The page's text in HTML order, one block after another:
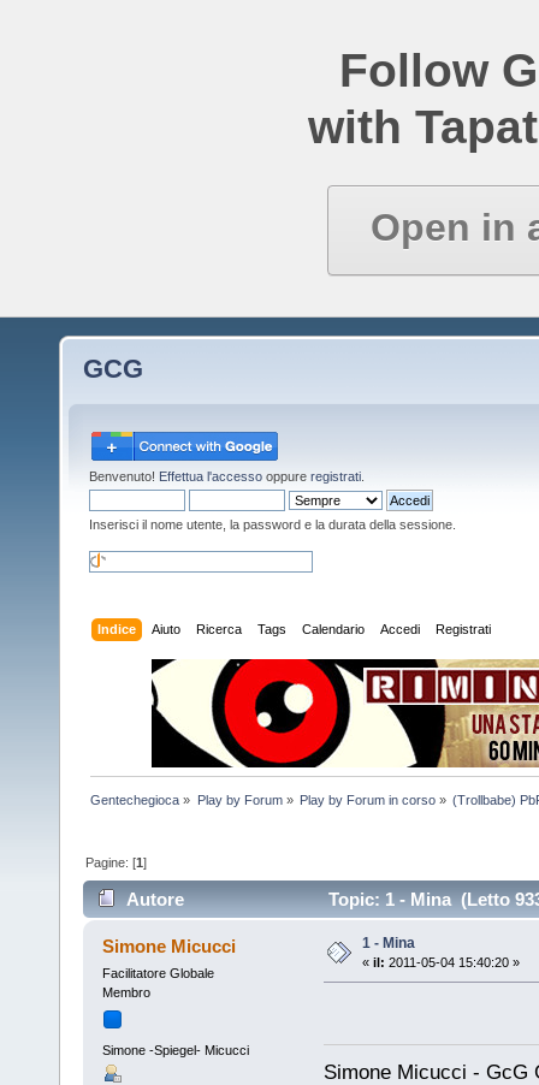
Follow
with
Open in
GCG
Benvenuto! Effettua l'accesso oppure registrati
Inserisci il nome utente, la password e la durata della sessione.
Indice Aiuto Ricerca Tags Calendario Accedi Registrati
Gentechegioca » Play by Forum» Play by Forum in corso» (Trollbabe)
Pagine: [1]
Autore Topic: 1 - Mina (Letto
Simone Micucci
Facilitatore Globale
Membro
Simone -Spiegel- Micucci
1 - Mina
« il: 2011-05-04 15:40:20 »
Simone Micucci - GcG